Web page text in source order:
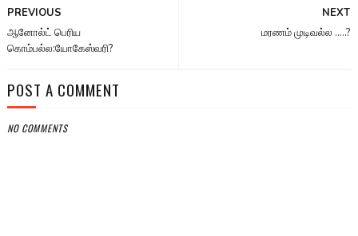
NEXT
மரணம் முடிவல்ல .....?
PREVIOUS
ஆனோல்ட் பெரிய
கொம்பல்ல:யோகேஸ்வரி?
POST A COMMENT
NO COMMENTS